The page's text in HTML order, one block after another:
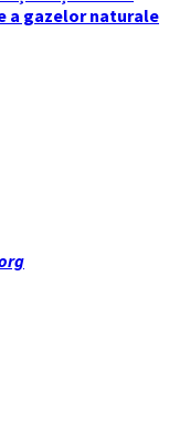
a gazelor naturale